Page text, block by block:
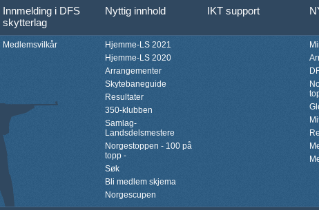
Innmelding i DFS
skytterlag
Nyttig innhold IKT support
Medlemsvilkår
Hjemme-LS 2021
Hjemme-LS 2020
Arrangementer
Skytebaneguide
Resultater
350-klubben
Samlag-
Landsdelsmestere
Norgestoppen - 100 på
topp -
Søk
Bli medlem skjema
Norgescupen